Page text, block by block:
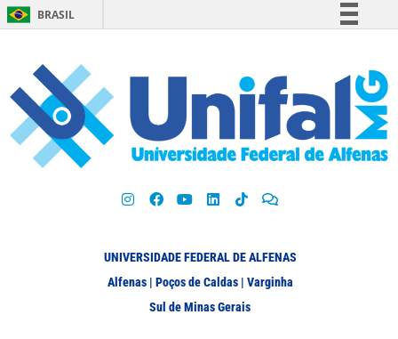
BRASIL
Participe
Acesso à informação
Legislação
UNIVERSIDADE FEDERAL DE ALFENAS
Alfenas | Poços de Caldas | Varginha
Sul de Minas Gerais